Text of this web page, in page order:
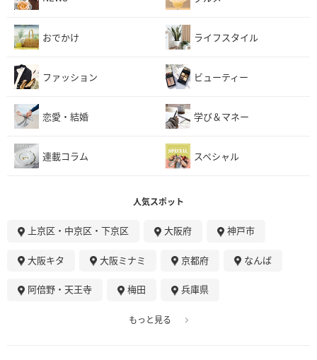
おでかけ ライフスタイル
ファッション ビューティー
恋愛・結婚 学び＆マネー
連載コラム スペシャル
人気スポット
上京区・中京区・下京区 大阪府 神戸市
大阪キタ 大阪ミナミ 京都府 なんば
阿倍野・天王寺 梅田 兵庫県
もっと見る